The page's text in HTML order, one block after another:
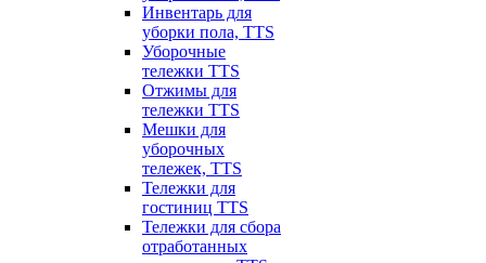
Инвентарь для
уборки пола, TTS
Уборочные
тележки TTS
Отжимы для
тележки TTS
Мешки для
уборочных
тележек, TTS
Тележки для
гостиниц TTS
Тележки для сбора
отработанных